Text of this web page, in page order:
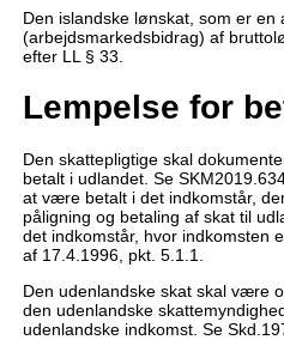
Den islandske lønskat, som er en
(arbejdsmarkedsbidrag) af
efter LL § 33.
Lempelse for
Den skattepligtige skal
betalt i udlandet. Se
at være betalt i det indkomstår,
påligning og betaling af skat til
det indkomstår, hvor indkomsten
af 17.4.1996, pkt. 5.1.1.
Den udenlandske skat skal være
den udenlandske
udenlandske indkomst. Se